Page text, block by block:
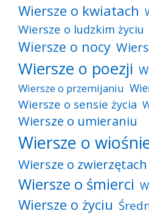
Wiersze o kwiatach
Wiersze o ludzkim życiu
Wiersze o nocy
Wiersze o poezji
Wiersze o przemijaniu
Wiersze o sensie życia
Wiersze o umieraniu
Wiersze o
Wiersze o zwierzętach
Wiersze o śmierci
Wiersze o życiu